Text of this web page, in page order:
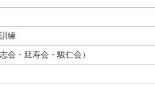
練
会・延寿会・駿仁会）